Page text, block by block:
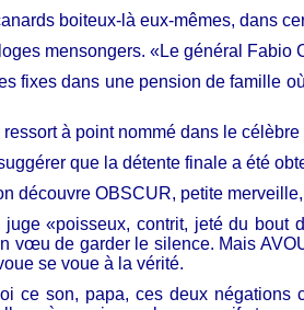
boiteux-là eux-mêmes, dans
mensongers. «Le général
fixes dans une pension de famille
à point nommé dans le
que la détente finale a été
découvre OBSCUR, petite
«poisseux, contrit, jeté du
vœu de garder le silence. Mais
se voue à la vérité.
ce son, papa, ces deux